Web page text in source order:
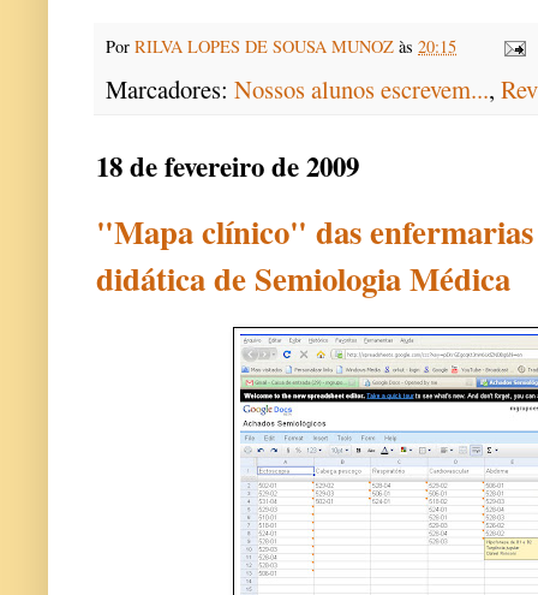
Por RILVA LOPES DE SOUSA MUNOZ às 20:15
Marcadores: Nossos alunos escrevem...,
18 de fevereiro de 2009
"Mapa clínico" das
didática de Semiologia Médica